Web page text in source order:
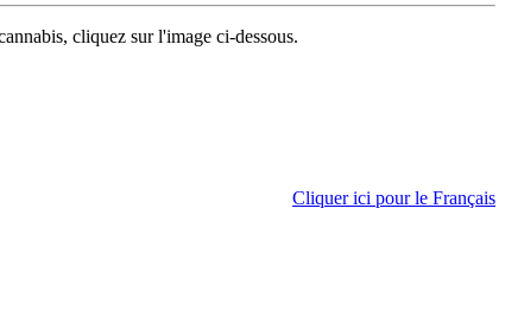
cliquez sur l'image ci-dessous.
Cliquer ici pour le Français